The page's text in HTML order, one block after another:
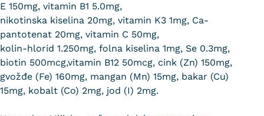
E 150mg, vitamin B1 5.0mg,
nikotinska kiselina 20mg, vitamin K3 1mg, Ca-
pantotenat 20mg, vitamin C 50mg,
kolin-hlorid 1.250mg, folna kiselina 1mg, Se 0.3mg,
biotin 500mcg,vitamin B12 50mcg, cink (Zn) 150mg,
gvožđe (Fe) 160mg, mangan (Mn) 15mg, bakar (Cu)
15mg, kobalt (Co) 2mg, jod (I) 2mg.